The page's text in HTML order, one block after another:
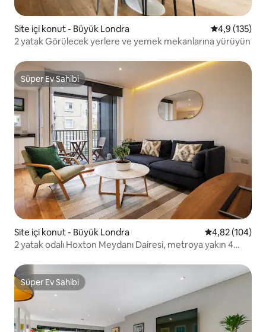
Site içi konut - Büyük Londra 5 üzerinden
4,9 (135)
2 yatak Görülecek yerlere ve yemek mekanlarına yürüyün
Süper Ev Sahibi
Süper Ev Sahibi
Site içi konut - Büyük Londra 5 üzerinden
4,82 (104)
2 yatak odalı Hoxton Meydanı Dairesi, metroya yakın 4
Süper Ev Sahibi
Süper Ev Sahibi